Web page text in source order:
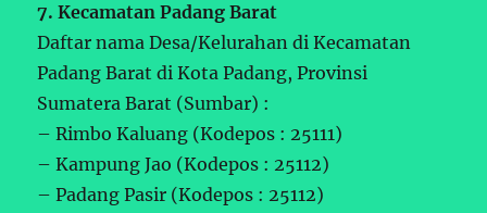
7. Kecamatan Padang Barat
Daftar nama Desa/Kelurahan di Kecamatan
Padang Barat di Kota Padang, Provinsi
Sumatera Barat (Sumbar) :
– Rimbo Kaluang (Kodepos : 25111)
– Kampung Jao (Kodepos : 25112)
– Padang Pasir (Kodepos : 25112)